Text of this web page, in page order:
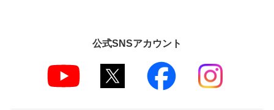
公式SNSアカウント